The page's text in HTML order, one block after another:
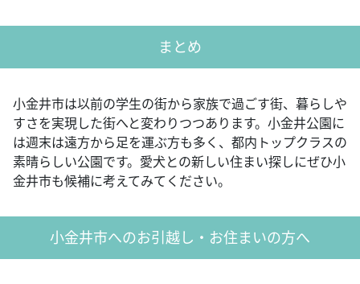
まとめ
小金井市は以前の学生の街から家族で過ごす街、暮らしや
すさを実現した街へと変わりつつあります。小金井公園に
は週末は遠方から足を運ぶ方も多く、都内トップクラスの
素晴らしい公園です。愛犬との新しい住まい探しにぜひ小
金井市も候補に考えてみてください。
小金井市へのお引越し・お住まいの方へ